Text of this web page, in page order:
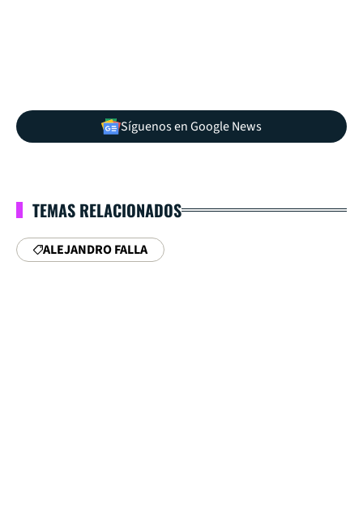
Síguenos en Google News
TEMAS RELACIONADOS
ALEJANDRO FALLA